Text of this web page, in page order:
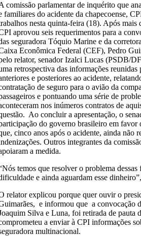
comissão parlamentar de inquérito que
familiares do acidente da chapecoense,
nesta quinta-feira (18). Após mais
aprovou seis requerimentos para a
seguradora Tóquio Marine e da
Econômica Federal (CEF), Pedro
relator, senador Izalci Lucas (PSDB/
retrospectiva das informações reunidas
e posteriores ao acidente,
de seguro para o avião da
e pontuando uma série de
nos inúmeros contratos de
Ao concluir a apresentação, o
do governo brasileiro em favor
cinco anos após o acidente, ainda não
Outros integrantes da
a medida.
temos que resolver o problema dessas
e ainda aguardam esse
relator explicou porque quer ouvir o
e informou que a convocação
Silva e Luna, foi retirada de pauta
a enviar à CPI informações
multinacional.